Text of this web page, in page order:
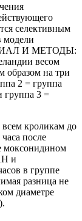
селективным
модели
И МЕТОДЫ:
весом
образом на три
2 = группа
группа 3 =
кроликам до
после
моксонидином
и
в группе
разница не
диаметре